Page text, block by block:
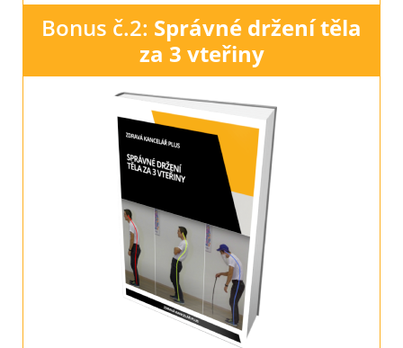
Bonus č.2: Správné držení těla
za 3 vteřiny